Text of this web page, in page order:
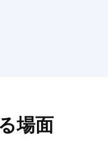
場面